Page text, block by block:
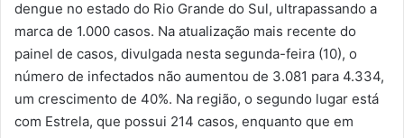
dengue no estado do Rio Grande do Sul, ultrapassando a
marca de 1.000 casos. Na atualização mais recente do
painel de casos, divulgada nesta segunda-feira (10), o
número de infectados não aumentou de 3.081 para 4.334,
um crescimento de 40%. Na região, o segundo lugar está
com Estrela, que possui 214 casos, enquanto que em